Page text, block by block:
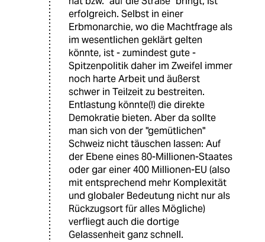
erfolgreich. Selbst in einer
Erbmonarchie, wo die Machtfrage als
im wesentlichen geklärt gelten
könnte, ist - zumindest gute -
Spitzenpolitik daher im Zweifel immer
noch harte Arbeit und äußerst
schwer in Teilzeit zu bestreiten.
Entlastung könnte(!) die direkte
Demokratie bieten. Aber da sollte
man sich von der "gemütlichen"
Schweiz nicht täuschen lassen: Auf
der Ebene eines 80-Millionen-Staates
oder gar einer 400 Millionen-EU (also
mit entsprechend mehr Komplexität
und globaler Bedeutung nicht nur als
Rückzugsort für alles Mögliche)
verfliegt auch die dortige
Gelassenheit ganz schnell.